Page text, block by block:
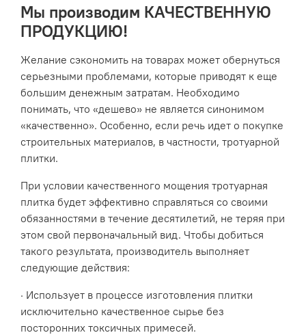
Мы производим КАЧЕСТВЕННУЮ
ПРОДУКЦИЮ!
Желание сэкономить на товарах может обернуться
серьезными проблемами, которые приводят к еще
большим денежным затратам. Необходимо
понимать, что «дешево» не является синонимом
«качественно». Особенно, если речь идет о покупке
строительных материалов, в частности, тротуарной
плитки.
При условии качественного мощения тротуарная
плитка будет эффективно справляться со своими
обязанностями в течение десятилетий, не теряя при
этом свой первоначальный вид. Чтобы добиться
такого результата, производитель выполняет
следующие действия:
· Использует в процессе изготовления плитки
исключительно качественное сырье без
посторонних токсичных примесей.